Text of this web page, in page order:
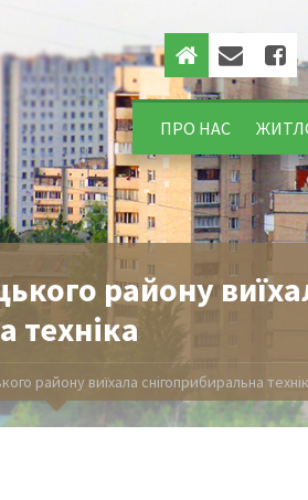
ПРО НАС
району
техніка
району виїхала снігоприбиральна